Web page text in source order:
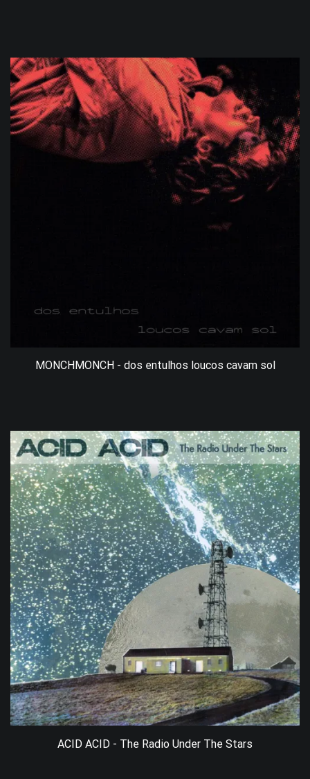
MONCHMONCH - dos entulhos loucos cavam sol
ACID ACID - The Radio Under The Stars